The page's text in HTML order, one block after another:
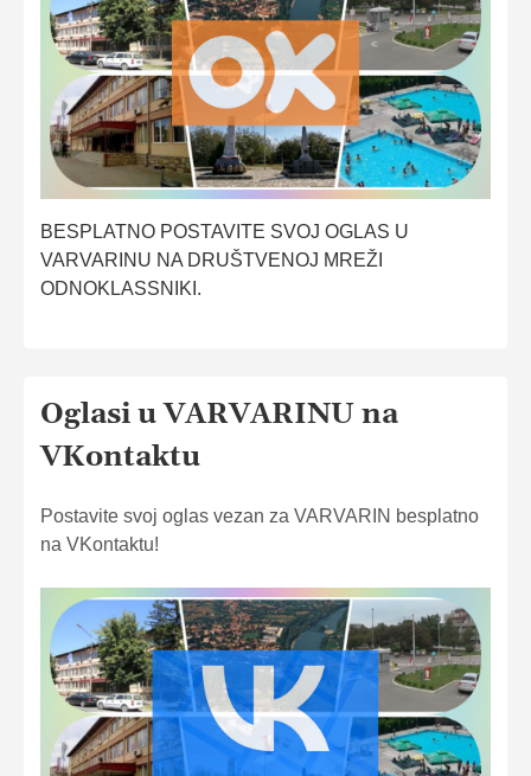
BESPLATNO POSTAVITE SVOJ OGLAS U
VARVARINU NA DRUŠTVENOJ MREŽI
ODNOKLASSNIKI.
Oglasi u VARVARINU na
VKontaktu
Postavite svoj oglas vezan za VARVARIN besplatno
na VKontaktu!